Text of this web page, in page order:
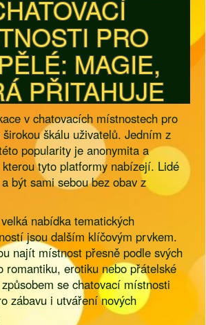
PRO
MAGIE,
PŘITAHUJE
v chatovacích místnostech pro
škálu uživatelů. Jedním z
popularity je anonymita a
tyto platformy nabízejí. Lidé
být sami sebou bez obav z
nabídka tematických
jsou dalším klíčovým prvkem.
najít místnost přesně podle svých
romantiku, erotiku nebo přátelské
se chatovací místnosti
zábavu i utváření nových